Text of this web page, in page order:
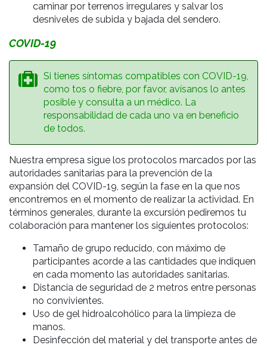
caminar por terrenos irregulares y salvar los
desniveles de subida y bajada del sendero.
COVID-19
Si tienes síntomas compatibles con COVID-19,
como tos o fiebre, por favor, avísanos lo antes
posible y consulta a un médico. La
responsabilidad de cada uno va en beneficio
de todos.
Nuestra empresa sigue los protocolos marcados por las
autoridades sanitarias para la prevención de la
expansión del COVID-19, según la fase en la que nos
encontremos en el momento de realizar la actividad. En
términos generales, durante la excursión pediremos tu
colaboración para mantener los siguientes protocolos:
Tamaño de grupo reducido, con máximo de
participantes acorde a las cantidades que indiquen
en cada momento las autoridades sanitarias.
Distancia de seguridad de 2 metros entre personas
no convivientes.
Uso de gel hidroalcohólico para la limpieza de
manos.
Desinfección del material y del transporte antes de